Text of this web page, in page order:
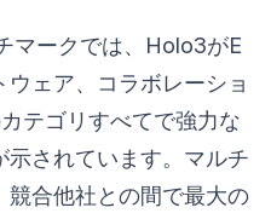
マークでは、Holo3がE
ェア、コラボレーショ
テゴリすべてで強力な
されています。マルチ
競合他社との間で最大の